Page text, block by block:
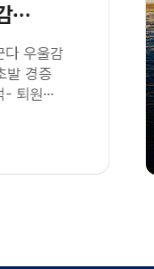
발 경증
- 퇴원